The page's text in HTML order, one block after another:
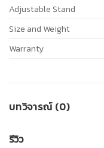
Adjustable Stand
Size and Weight
Warranty
บทวิจารณ์ (0)
รีวิว